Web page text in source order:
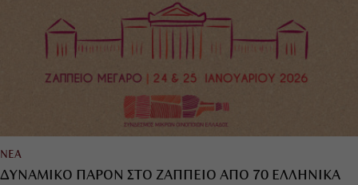
ΝΕΑ
ΔΥΝΑΜΙΚΟ ΠΑΡΟΝ ΣΤΟ ΖΑΠΠΕΙΟ ΑΠΟ 70 ΕΛΛΗΝΙΚΑ